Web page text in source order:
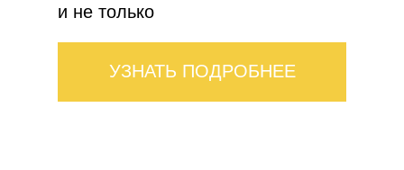
УЗНАТЬ ПОДРОБНЕЕ
и не только